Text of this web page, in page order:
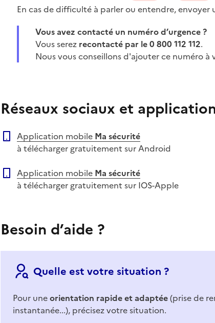
En cas de difficulté à parler ou entendre, envoyer
Vous avez contacté un numéro d’urgence ?
Vous serez recontacté par le 0 800 112 112.
Nous vous conseillons d'ajouter ce numéro à
Réseaux sociaux et
Application mobile Ma sécurité
à télécharger gratuitement sur Android
Application mobile Ma sécurité
à télécharger gratuitement sur IOS-Apple
Besoin d’aide ?
Quelle est votre situation ?
Pour uneorientation rapide et adaptée(prise de
instantanée...), précisez votre situation.